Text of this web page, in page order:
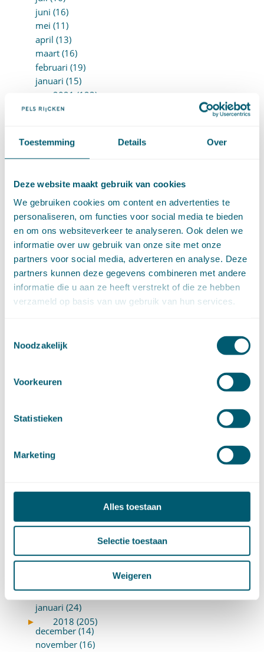
Toestemming Details Over
Deze website maakt gebruik van cookies
We gebruiken cookies om content en advertenties te
personaliseren, om functies voor social media te bieden
en om ons websiteverkeer te analyseren. Ook delen we
informatie over uw gebruik van onze site met onze
partners voor social media, adverteren en analyse. Deze
partners kunnen deze gegevens combineren met andere
informatie die u aan ze heeft verstrekt of die ze hebben
verzameld op basis van uw gebruik van hun services.
Noodzakelijk
Voorkeuren
Statistieken
Marketing
Alles toestaan
Selectie toestaan
Weigeren
juni (16)
mei (11)
april (13)
maart (16)
februari (19)
januari (15)
2021 (123)
december (15)
september (4)
augustus (7)
juni (14)
mei (6)
april (11)
maart (14)
februari (11)
januari (15)
►
2020 (154)
december (6)
november (14)
oktober (14)
juli (20)
mei (12)
februari (12)
december (8)
juli (10)
mei (14)
april (18)
februari (14)
januari (24)
►
2018 (205)
december (14)
november (16)